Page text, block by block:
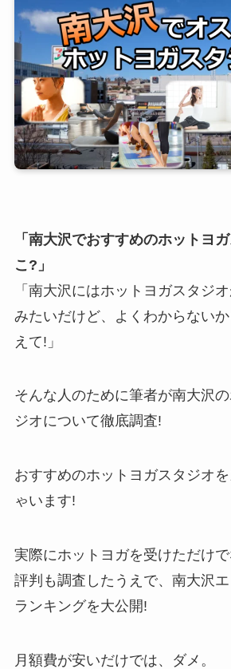
「南大沢でおすすめのホットヨ
こ?」
「南大沢にはホットヨガスタジ
みたいだけど、よくわからない
えて!」
そんな人のために筆者が南大沢
ジオについて徹底調査!
おすすめのホットヨガスタジオ
ゃいます!
実際にホットヨガを受けただけ
評判も調査したうえで、南大沢
ランキングを大公開!
月額費が安いだけでは、ダメ。